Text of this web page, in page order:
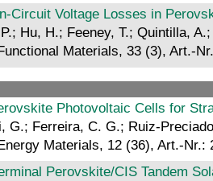
Voltage Losses in
Hu, H.; Feeney, T.; Quintilla,
Materials, 33 (3), Art.-
Photovoltaic Cells for
G.; Ferreira, C. G.; Ruiz-
Materials, 12 (36), Art.-Nr.:
Perovskite/CIS Tandem